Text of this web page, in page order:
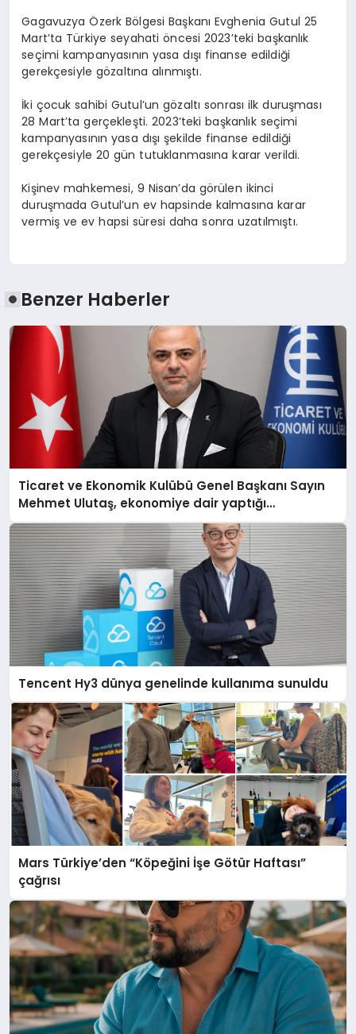
Gagavuzya Özerk Bölgesi Başkanı Evghenia Gutul 25
Mart’ta Türkiye seyahati öncesi 2023’teki başkanlık
seçimi kampanyasının yasa dışı finanse edildiği
gerekçesiyle gözaltına alınmıştı.
İki çocuk sahibi Gutul’un gözaltı sonrası ilk duruşması
28 Mart’ta gerçekleşti. 2023’teki başkanlık seçimi
kampanyasının yasa dışı şekilde finanse edildiği
gerekçesiyle 20 gün tutuklanmasına karar verildi.
Kişinev mahkemesi, 9 Nisan’da görülen ikinci
duruşmada Gutul’un ev hapsinde kalmasına karar
vermiş ve ev hapsi süresi daha sonra uzatılmıştı.
Benzer Haberler
Ticaret ve Ekonomik Kulübü Genel Başkanı Sayın
Mehmet Ulutaş, ekonomiye dair yaptığı
açıklamada şunları kaydetti:
Tencent Hy3 dünya genelinde kullanıma sunuldu
Mars Türkiye’den “Köpeğini İşe Götür Haftası”
çağrısı